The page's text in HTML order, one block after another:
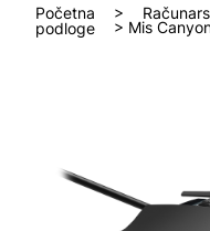
Početna >
podloge
> Mis